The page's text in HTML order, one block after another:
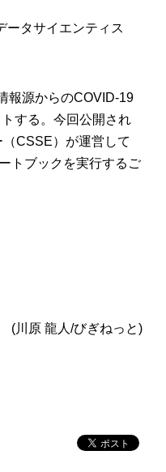
ータサイエンティス
報源からのCOVID-19
する。今回公開され
CSSE）が運営して
トブックを実行するご
(川原 龍人/びぎねっと)